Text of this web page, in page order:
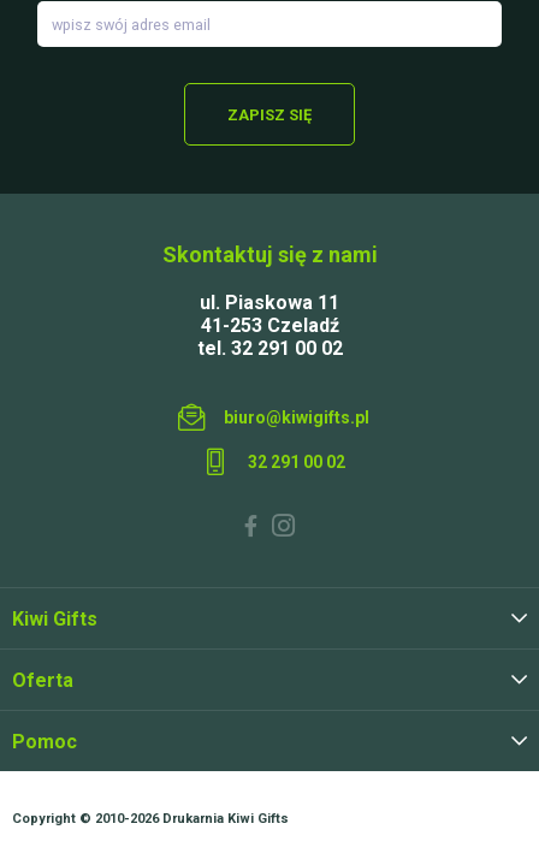
Skontaktuj się z nami
ul. Piaskowa 11
41-253 Czeladź
tel. 32 291 00 02
biuro@kiwigifts.pl
32 291 00 02
Kiwi Gifts
Oferta
Pomoc
ZAPISZ SIĘ
Copyright © 2010-2026 Drukarnia Kiwi Gifts